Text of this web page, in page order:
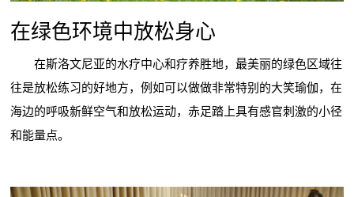
在绿色环境中放松身心
在斯洛文尼亚的水疗中心和疗养胜地，最美丽的绿色区域往
往是放松练习的好地方，例如可以做做非常特别的大笑瑜伽，在
海边的呼吸新鲜空气和放松运动，赤足踏上具有感官刺激的小径
和能量点。